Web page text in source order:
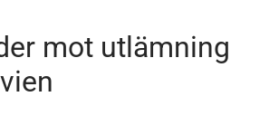
mot utlämning